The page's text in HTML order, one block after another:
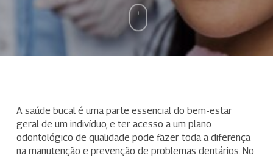
A saúde bucal é uma parte essencial do bem-estar
geral de um indivíduo, e ter acesso a um plano
odontológico de qualidade pode fazer toda a diferença
na manutenção e prevenção de problemas dentários. No